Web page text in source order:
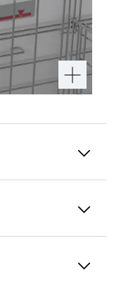
(TDA)